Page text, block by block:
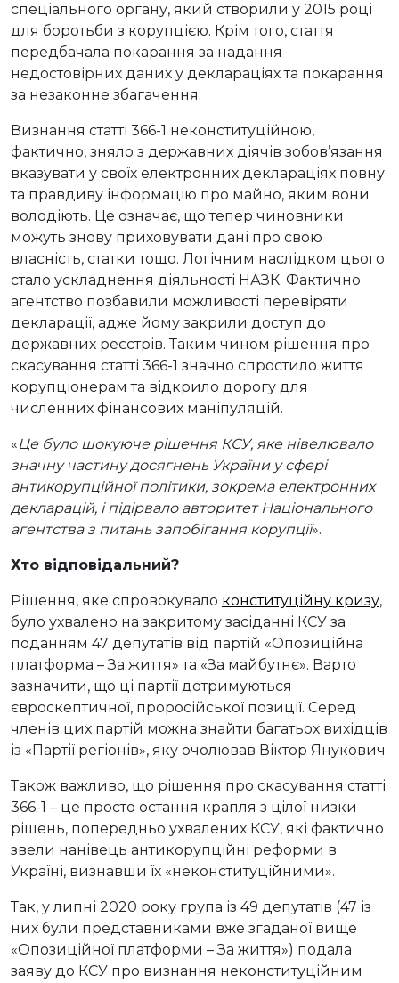
спеціального органу, який створили у 2015 році
для боротьби з корупцією. Крім того, стаття
передбачала покарання за надання
недостовірних даних у деклараціях та покарання
за незаконне збагачення.
Визнання статті 366-1 неконституційною,
фактично, зняло з державних діячів зобов’язання
вказувати у своїх електронних деклараціях повну
та правдиву інформацію про майно, яким вони
володіють. Це означає, що тепер чиновники
можуть знову приховувати дані про свою
власність, статки тощо. Логічним наслідком цього
стало ускладнення діяльності НАЗК. Фактично
агентство позбавили можливості перевіряти
декларації, адже йому закрили доступ до
державних реєстрів. Таким чином рішення про
скасування статті 366-1 значно спростило життя
корупціонерам та відкрило дорогу для
численних фінансових маніпуляцій.
«Це було шокуюче рішення КСУ, яке нівелювало
значну частину досягнень України у сфері
антикорупційної політики, зокрема електронних
декларацій, і підірвало авторитет Національного
агентства з питань запобігання корупції».
Хто відповідальний?
Рішення, яке спровокувало конституційну кризу,
було ухвалено на закритому засіданні КСУ за
поданням 47 депутатів від партій «Опозиційна
платформа – За життя» та «За майбутнє». Варто
зазначити, що ці партії дотримуються
євроскептичної, проросійської позиції. Серед
членів цих партій можна знайти багатьох вихідців
із «Партії регіонів», яку очолював Віктор Янукович.
Також важливо, що рішення про скасування статті
366-1 – це просто остання крапля з цілої низки
рішень, попередньо ухвалених КСУ, які фактично
звели нанівець антикорупційні реформи в
Україні, визнавши їх «неконституційними».
Так, у липні 2020 року група із 49 депутатів (47 із
них були представниками вже згаданої вище
«Опозиційної платформи – За життя») подала
заяву до КСУ про визнання неконституційним